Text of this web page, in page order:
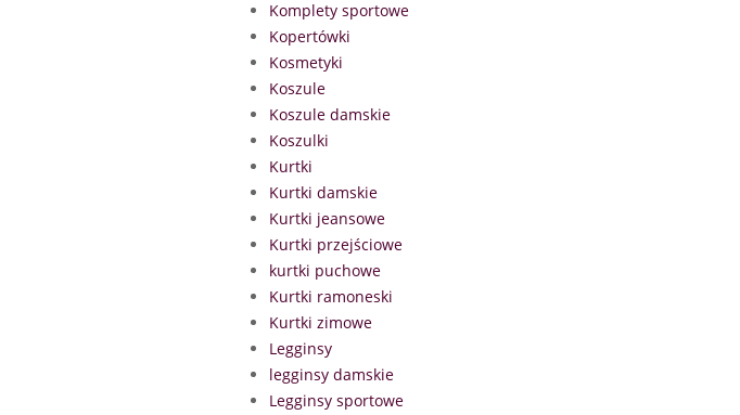
Komplety sportowe
Kopertówki
Kosmetyki
Koszule
Koszule damskie
Koszulki
Kurtki
Kurtki damskie
Kurtki jeansowe
Kurtki przejściowe
kurtki puchowe
Kurtki ramoneski
Kurtki zimowe
Legginsy
legginsy damskie
Legginsy sportowe